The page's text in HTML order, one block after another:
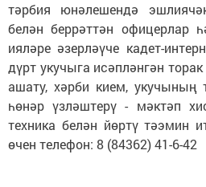
тәрбия юнәлешендә
белән беррәттән офицерлар
ияләре әзерләүче кадет-
дүрт укучыга исәпләнгән
ашату, хәрби кием, укучының
һөнәр үзләштерү - мәктәп
техника белән йөртү тәэмин
өчен телефон: 8 (84362) 41-6-42